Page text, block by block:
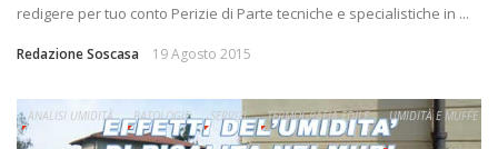
redigere per tuo conto Perizie di Parte tecniche e specialistiche in ...
Redazione Soscasa 19 Agosto 2015
ANALISI UMIDITÀ PATOLOGIE SERVIZI TERMOGRAFIA EDILE UMIDITÀ E MUFFE